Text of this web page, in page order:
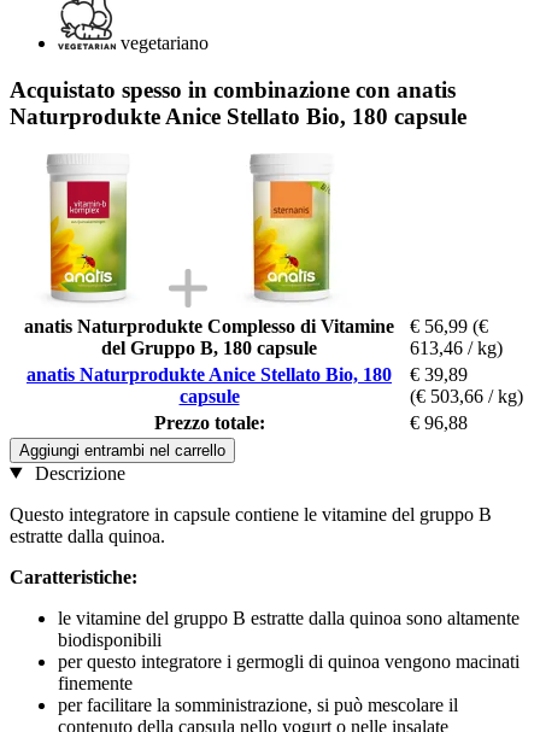
vegetariano
Acquistato spesso in combinazione con anatis
Naturprodukte Anice Stellato Bio, 180 capsule
anatis Naturprodukte Complesso di Vitamine
del Gruppo B, 180 capsule
€ 56,99 (€
613,46 / kg)
anatis Naturprodukte Anice Stellato Bio, 180
capsule
€ 39,89
(€ 503,66 / kg)
Prezzo totale:
€ 96,88
Aggiungi entrambi nel carrello
Descrizione
Questo integratore in capsule contiene le vitamine del gruppo B
estratte dalla quinoa.
Caratteristiche:
le vitamine del gruppo B estratte dalla quinoa sono altamente
biodisponibili
per questo integratore i germogli di quinoa vengono macinati
finemente
per facilitare la somministrazione, si può mescolare il
contenuto della capsula nello yogurt o nelle insalate